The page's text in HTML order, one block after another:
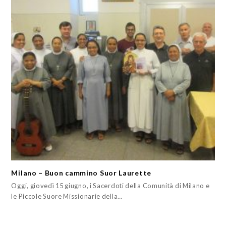
Milano – Buon cammino Suor Laurette
Oggi, giovedì 15 giugno, i Sacerdoti della Comunità di Milano e
le Piccole Suore Missionarie della…